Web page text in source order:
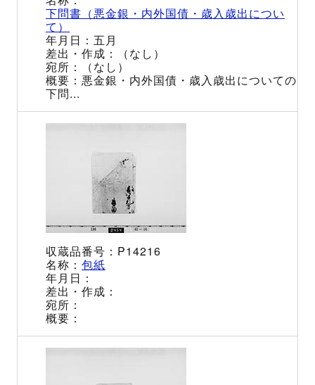
下問書（悪金銀・内外国債・歳入歳出につい
て）
五月
（なし）
（なし）
悪金銀・内外国債・歳入歳出についての
下問...
P14216
包紙